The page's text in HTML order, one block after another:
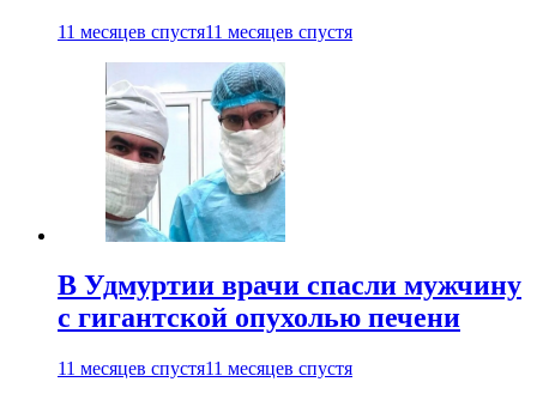
11 месяцев спустя11 месяцев спустя
В Удмуртии врачи спасли мужчину
с гигантской опухолью печени
11 месяцев спустя11 месяцев спустя